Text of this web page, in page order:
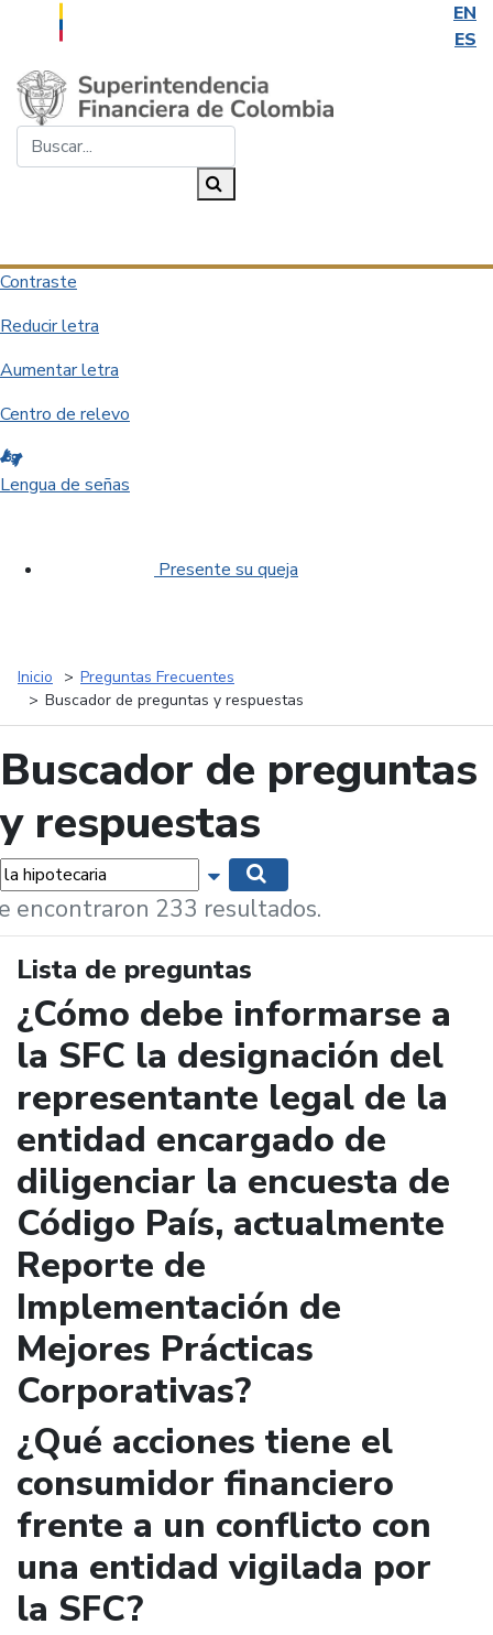
EN
ES
Saltar al contenido principal
Contraste
Reducir letra
Aumentar letra
Centro de relevo
Lengua de señas
Presente su queja
Inicio
Preguntas Frecuentes
Buscador de preguntas y respuestas
Buscador de preguntas
y respuestas
Mostrar opciones de búsqueda
encontraron 233 resultados.
Lista de preguntas
¿Cómo debe informarse a
la SFC la designación del
representante legal de la
entidad encargado de
diligenciar la encuesta de
Código País, actualmente
Reporte de
Implementación de
Mejores Prácticas
Corporativas?
¿Qué acciones tiene el
consumidor financiero
frente a un conflicto con
una entidad vigilada por
la SFC?